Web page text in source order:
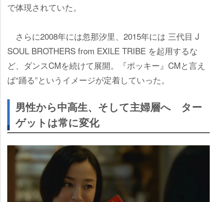
で体現されていた。
さらに2008年には忽那汐里、2015年には 三代目 J
SOUL BROTHERS from EXILE TRIBE を起用するな
ど、ダンスCMを続けて展開。『ポッキー』CMと言え
ば“踊る”というイメージが定着していった。
男性から中高生、そして主婦層へ ター
ゲットは常に変化